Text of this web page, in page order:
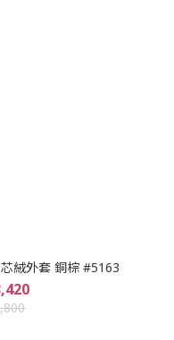
芯絨外套 銅棕 #5163